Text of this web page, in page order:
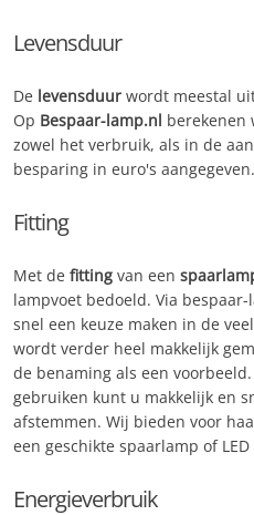
Levensduur
De levensduur wordt meestal
Op Bespaar-lamp.nl berekenen
zowel het verbruik, als in de
besparing in euro's aangegeven.
Fitting
Met de fitting van een
lampvoet bedoeld. Via
snel een keuze maken in de
wordt verder heel makkelijk
de benaming als een
gebruiken kunt u makkelijk en
afstemmen. Wij bieden voor
een geschikte spaarlamp of
Energieverbruik